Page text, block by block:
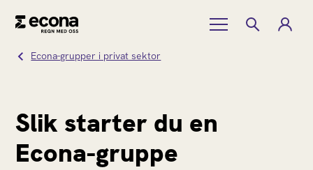
Econa-grupper i privat sektor
Slik starter du en
Econa-gruppe